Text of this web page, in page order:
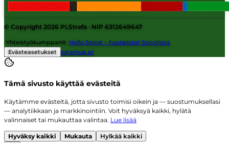
© Copyright 2026 PLStrefa · NIP 6312649647
·Yhteistyökumppanit: Hello Sopot – huoneistot Sopotissa
Evästeasetukset szramuk.pl
Tämä sivusto käyttää evästeitä
Käytämme evästeitä, jotta sivusto toimisi oikein ja — suostumuksellasi
— analytiikkaan ja markkinointiin. Voit hyväksyä kaikki, hylätä
valinnaiset tai mukauttaa valintaa. Lue lisää
Hyväksy kaikki Mukauta Hylkää kaikki